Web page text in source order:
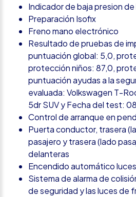
Indicador de baja presion
Preparación Isofix
Freno mano electrónico
Resultado de pruebas de
puntuación global: 5,0,
protección niños: 87,0,
puntuación ayudas a la
evaluada: Volkswagen T-
5dr SUV y Fecha del test:
Control de arranque en
Puerta conductor, trasera
pasajero y trasera (lado
delanteras
Encendido automático
Sistema de alarma de
de seguridad y las luces de